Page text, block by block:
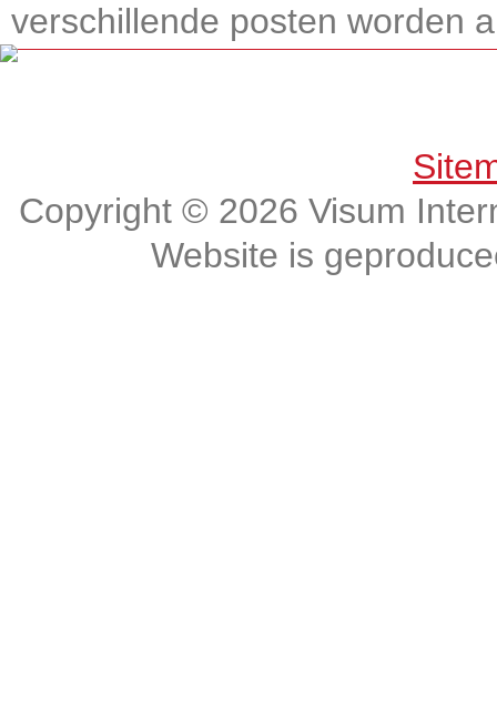
verschillende posten worden
Copyright © 2026 Visum
Website is